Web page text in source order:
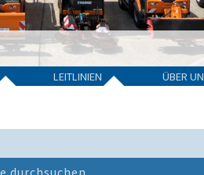
LEITLINIEN ÜBER